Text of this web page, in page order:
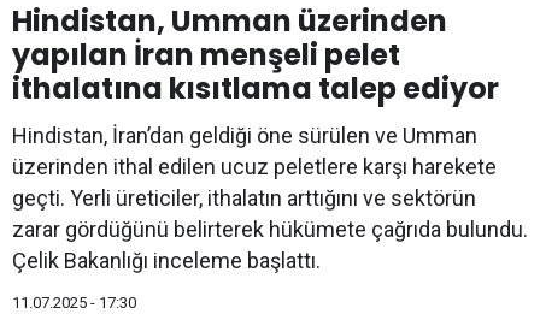
Hindistan, Umman üzerinden
yapılan İran menşeli pelet
ithalatına kısıtlama talep ediyor
Hindistan, İran’dan geldiği öne sürülen ve Umman
üzerinden ithal edilen ucuz peletlere karşı harekete
geçti. Yerli üreticiler, ithalatın arttığını ve sektörün
zarar gördüğünü belirterek hükümete çağrıda bulundu.
Çelik Bakanlığı inceleme başlattı.
11.07.2025 - 17:30